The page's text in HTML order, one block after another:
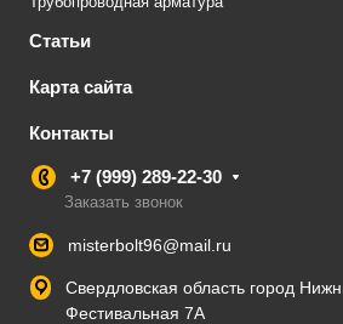
Статьи
Карта сайта
Контакты
+7 (999) 289-22-30
Заказать звонок
misterbolt96@mail.ru
Свердловская область город
Фестивальная 7А